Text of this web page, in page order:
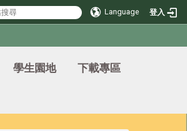
Language 登入
學生園地
下載專區